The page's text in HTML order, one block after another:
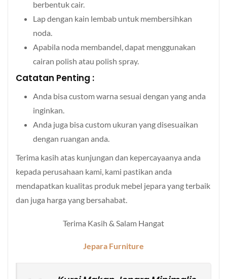
berbentuk cair.
Lap dengan kain lembab untuk membersihkan
noda.
Apabila noda membandel, dapat menggunakan
cairan polish atau polish spray.
Catatan Penting :
Anda bisa custom warna sesuai dengan yang anda
inginkan.
Anda juga bisa custom ukuran yang disesuaikan
dengan ruangan anda.
Terima kasih atas kunjungan dan kepercayaanya anda
kepada perusahaan kami, kami pastikan anda
mendapatkan kualitas produk mebel jepara yang terbaik
dan juga harga yang bersahabat.
Terima Kasih & Salam Hangat
Jepara Furniture